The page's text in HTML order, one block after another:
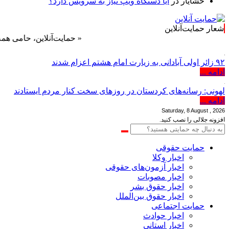
شعار حمایت‌آنلاین
« حمایت‌آنلاین، حامی همه مردم
۹۲ زائر اولی آبادانی به زیارت امام هشتم اعزام شدند
ادامه ...
لهونی: رسانه‌های کردستان در روزهای سخت کنار مردم ایستادند
ادامه ...
Saturday, 8 August , 2026
افزونه جلالی را نصب کنید.
حمایت حقوقی
اخبار وکلا
اخبار آزمون‌های حقوقی
اخبار مصوبات
اخبار حقوق بشر
اخبار حقوق بین‌الملل
حمایت اجتماعی
اخبار حوادث
اخبار استانی